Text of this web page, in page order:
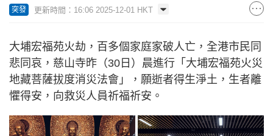
突發 更新時間：16:06 2025-12-01 HKT
大埔宏福苑火劫，百多個家庭家破人亡，全港市民同
悲同哀，慈山寺昨（30日）晨進行「大埔宏福苑火災
地藏菩薩拔度消災法會」，願逝者得生淨土，生者離
懼得安，向救災人員祈福祈安。